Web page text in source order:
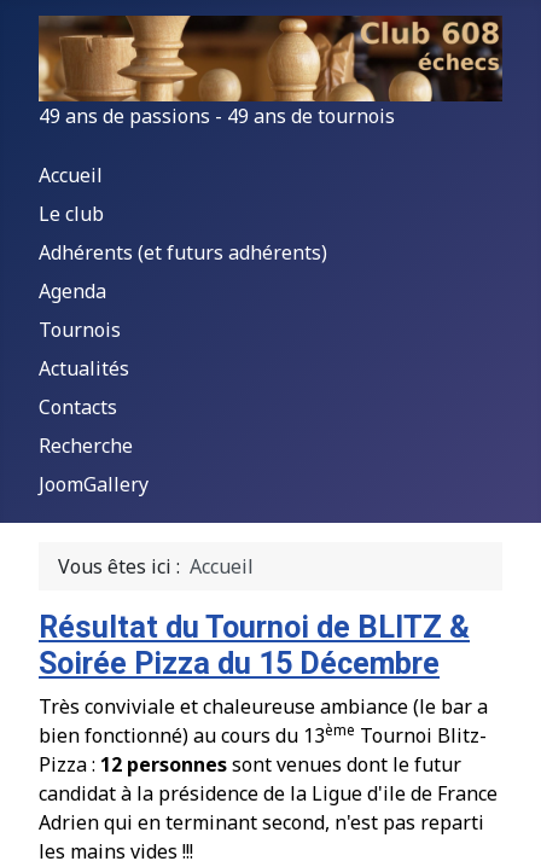
49 ans de passions - 49 ans de tournois
Accueil
Le club
Adhérents (et futurs adhérents)
Agenda
Tournois
Actualités
Contacts
Recherche
JoomGallery
Vous êtes ici : Accueil
Résultat du Tournoi de BLITZ &
Soirée Pizza du 15 Décembre
Très conviviale et chaleureuse ambiance (le bar a
bien fonctionné) au cours du 13ème Tournoi Blitz-
Pizza : 12 personnessont venues dont le futur
candidatà la présidence de la Ligue d'ile de France
Adrien qui en terminant second, n'est pas reparti
les mains vides !!!